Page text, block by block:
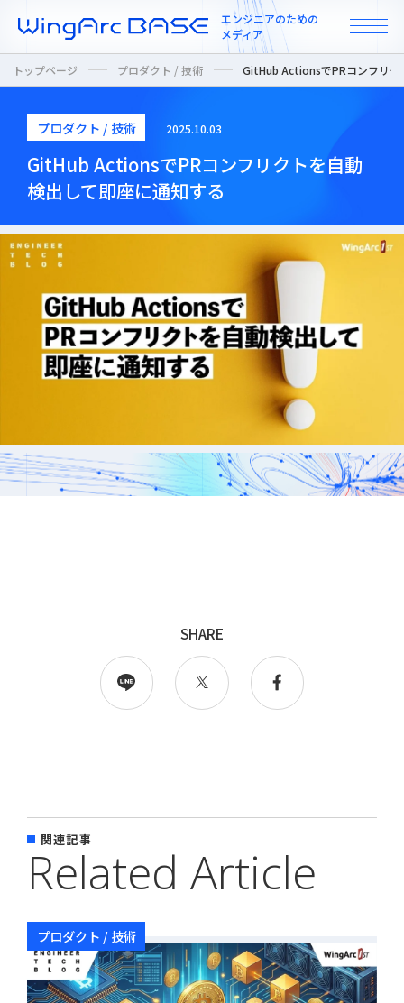
エンジニアのための
メディア
All
インタビュー
カルチャー / 人
ニュース
プロダクト / 技術
採用
WingArc BASEとは
Copyright© WingArc1st Inc. All Rights Reserved.
トップページ プロダクト / 技術 GitHub ActionsでPRコンフリク
プロダクト / 技術 2025.10.03
GitHub ActionsでPRコンフリクトを自動
検出して即座に通知する
SHARE
関連記事
Related Article
プロダクト / 技術